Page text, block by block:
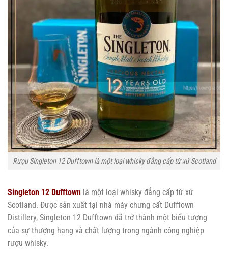
Rượu Singleton 12 Dufftown là một loại whisky đẳng cấp từ xứ Scotland
Singleton 12 Dufftown là một loại whisky đẳng cấp từ xứ
Scotland. Được sản xuất tại nhà máy chưng cất Dufftown
Distillery, Singleton 12 Dufftown đã trở thành một biểu tượng
của sự thượng hạng và chất lượng trong ngành công nghiệp
rượu whisky.